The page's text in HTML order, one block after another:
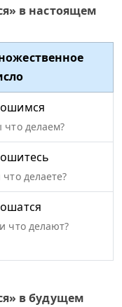
в настоящем
что делаем?
делаете?
что делают?
в будущем